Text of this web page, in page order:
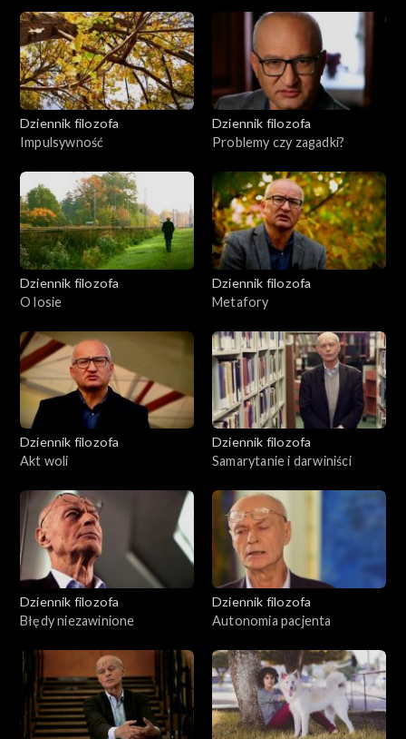
Dziennik filozofa
Impulsywność
Dziennik filozofa
Problemy czy zagadki?
Dziennik filozofa
O losie
Dziennik filozofa
Metafory
Dziennik filozofa
Akt woli
Dziennik filozofa
Samarytanie i darwiniści
Dziennik filozofa
Błędy niezawinione
Dziennik filozofa
Autonomia pacjenta